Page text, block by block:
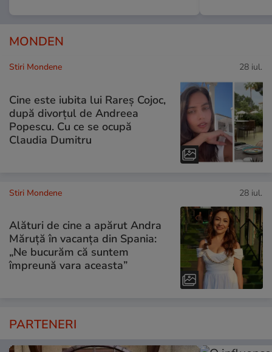
MONDEN
Stiri Mondene 28 iul.
Cine este iubita lui Rareș Cojoc,
după divorțul de Andreea
Popescu. Cu ce se ocupă
Claudia Dumitru
Stiri Mondene 28 iul.
Alături de cine a apărut Andra
Măruță în vacanța din Spania:
„Ne bucurăm că suntem
împreună vara aceasta”
PARTENERI